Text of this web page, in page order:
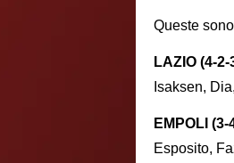
Queste
LAZIO (4-2-
Isaksen,
EMPOLI (3-
Esposito,